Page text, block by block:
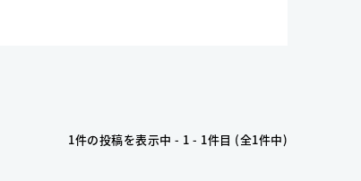
1件の投稿を表示中 - 1 - 1件目 (全1件中)